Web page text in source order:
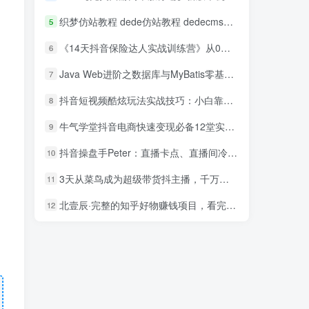
5 织梦仿站教程 dede仿站教程 dedecms仿站教程
6 《14天抖音保险达人实战训练营》从0开始-搭建账号-拍摄剪辑-获客到打造爆款
7 Java Web进阶之数据库与MyBatis零基础入门到精通视频教程
8 抖音短视频酷炫玩法实战技巧：小白靠搬运也能月入1万到10万(6节视频)
9 牛气学堂抖音电商快速变现必备12堂实战课
10 抖音操盘手Peter：直播卡点、直播间冷启动分享
11 3天从菜鸟成为超级带货抖主播，千万级抖主播培育方案（价值980元）
12 北壹辰·完整的知乎好物赚钱项目，看完即刻上手操作